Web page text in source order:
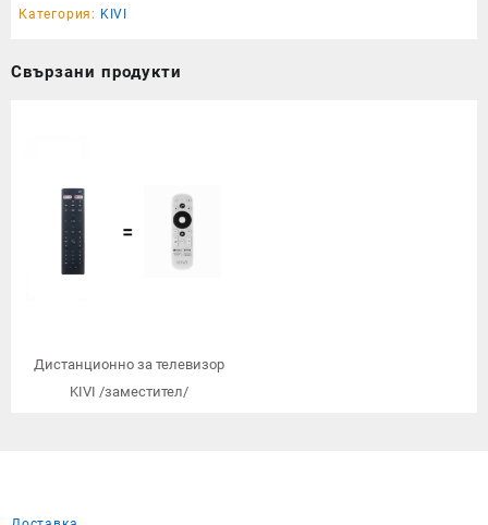
Категория: KIVI
Свързани продукти
Дистанционно за телевизор
KIVI /заместител/